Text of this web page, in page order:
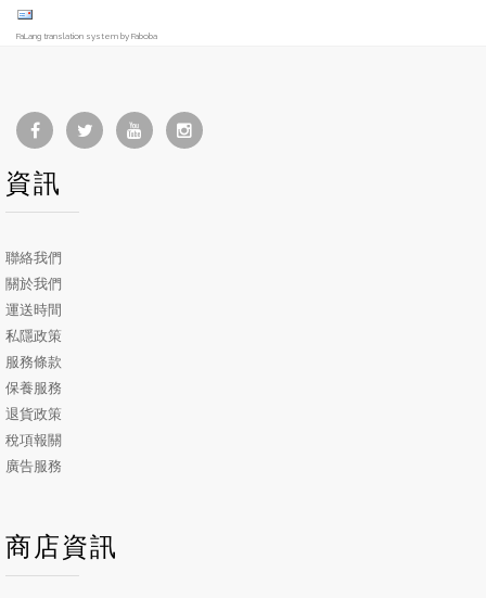
FaLang translation system by Faboba
資訊
聯絡我們
關於我們
運送時間
私隱政策
服務條款
保養服務
退貨政策
稅項報關
廣告服務
商店資訊